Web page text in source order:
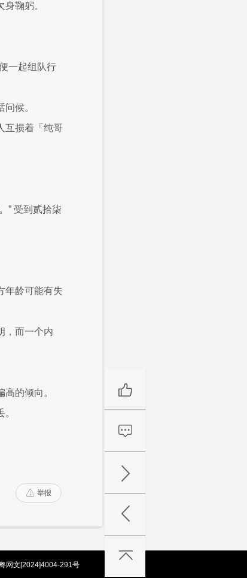
鞠躬。
一起组队行
候。
互损着「纯哥
” 受到贰拾柒
年龄可能有失
，而一个内
的倾向。
 举报
网文[2024]4004-291号